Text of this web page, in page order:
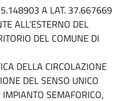
A LAT. 37.667669
ALL’ESTERNO DEL
DEL COMUNE DI
DELLA CIRCOLAZIONE
DEL SENSO UNICO
SEMAFORICO,